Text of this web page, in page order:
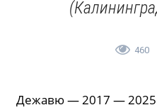
460
Дежавю — 2017 —